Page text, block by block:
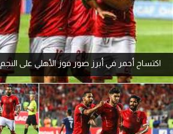
آراء حرة
ركن الألعاب
بطولات
أمريكا 2026
الدوري المصري
اكتساح أحمر في أبرز صور فوز الأهلي على النجم 6-2